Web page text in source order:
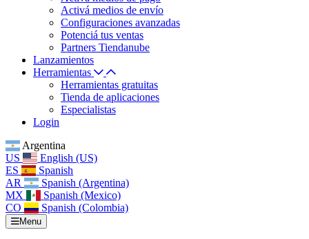
Activá medios de envío
Configuraciones avanzadas
Potenciá tus ventas
Partners Tiendanube
Lanzamientos
Herramientas
Herramientas gratuitas
Tienda de aplicaciones
Especialistas
Login
Argentina
US
English (US)
ES
Spanish
AR
Spanish (Argentina)
MX
Spanish (Mexico)
CO
Spanish (Colombia)
Menu